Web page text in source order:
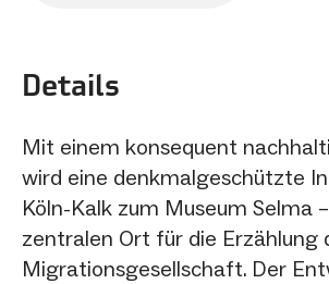
Details
Mit einem konsequent
wird eine denkmalgeschützte
Köln-Kalk zum Museum Selma
zentralen Ort für die Erzählung
Migrationsgesellschaft. Der